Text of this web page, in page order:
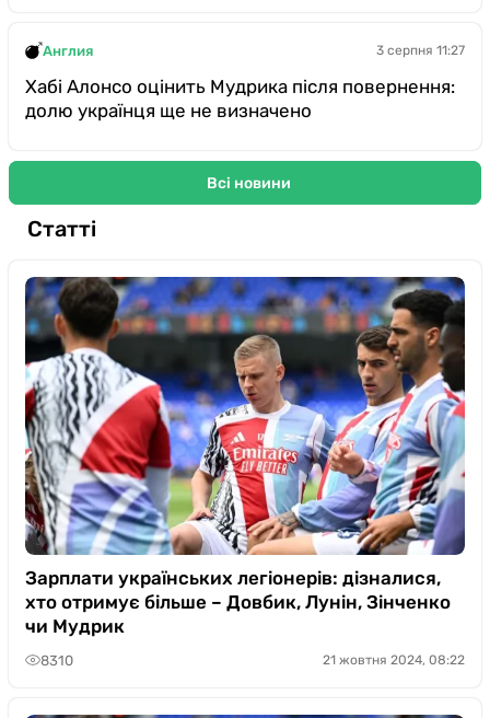
Англия 3 серпня 11:27
Хабі Алонсо оцінить Мудрика після повернення:
долю українця ще не визначено
Всі новини
Статті
Зарплати українських легіонерів: дізналися,
хто отримує більше – Довбик, Лунін, Зінченко
чи Мудрик
8310 21 жовтня 2024, 08:22